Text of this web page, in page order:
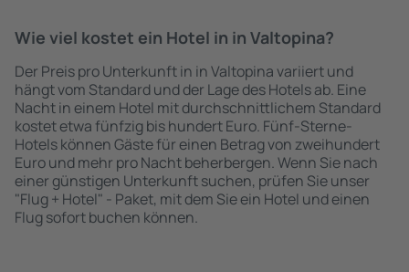
Wie viel kostet ein Hotel in in Valtopina?
Der Preis pro Unterkunft in in Valtopina variiert und
hängt vom Standard und der Lage des Hotels ab. Eine
Nacht in einem Hotel mit durchschnittlichem Standard
kostet etwa fünfzig bis hundert Euro. Fünf-Sterne-
Hotels können Gäste für einen Betrag von zweihundert
Euro und mehr pro Nacht beherbergen. Wenn Sie nach
einer günstigen Unterkunft suchen, prüfen Sie unser
"Flug + Hotel" - Paket, mit dem Sie ein Hotel und einen
Flug sofort buchen können.